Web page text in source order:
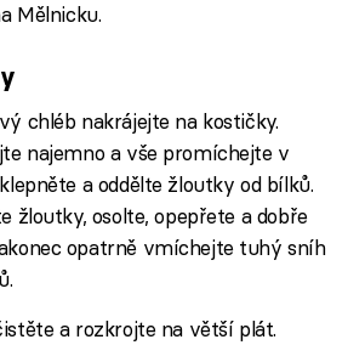
Mělnicku.
chléb nakrájejte na kostičky.
najemno a vše promíchejte v
a oddělte žloutky od bílků.
žloutky, osolte, opepřete a dobře
opatrně vmíchejte tuhý sníh
a rozkrojte na větší plát.